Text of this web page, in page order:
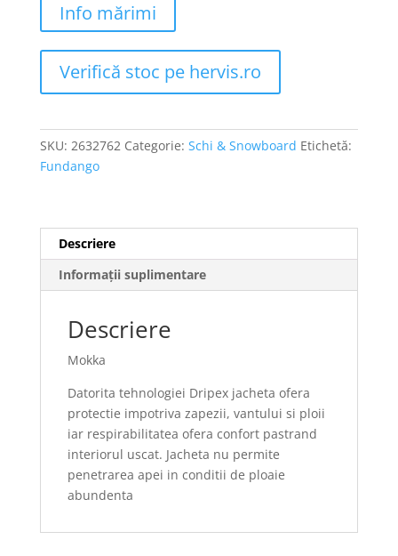
Info mărimi
Verifică stoc pe hervis.ro
SKU: 2632762 Categorie: Schi & Snowboard Etichetă:
Fundango
Descriere
Informații suplimentare
Descriere
Mokka
Datorita tehnologiei Dripex jacheta ofera
protectie impotriva zapezii, vantului si ploii
iar respirabilitatea ofera confort pastrand
interiorul uscat. Jacheta nu permite
penetrarea apei in conditii de ploaie
abundenta